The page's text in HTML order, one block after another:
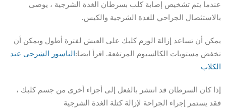
عندما يتم تشخيص إصابة كلب بسرطان الغدة الشرجية ، يوصى
بالاستئصال الجراحي للغدة الشرجية والكيس.
يمكن أن تساعد إزالة الورم كلبك على العيش لفترة أطول ويمكن أن
تخفض مستويات الكالسيوم المرتفعة. اقرأ ايضا: الناسور الشرجى عند
الكلاب
إذا كان السرطان قد انتشر بالفعل إلى أجزاء أخرى من جسم كلبك ،
فقد يستمر إجراء الجراحة لإزالة كتلة الغدة الشرجية